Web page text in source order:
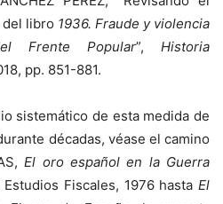
libro 1936. Fraude y violencia
Frente Popular”,Historia
pp. 851-881.
sistemático de esta medida de
décadas, véase el camino
El oro español en la Guerra
Fiscales, 1976 hasta El